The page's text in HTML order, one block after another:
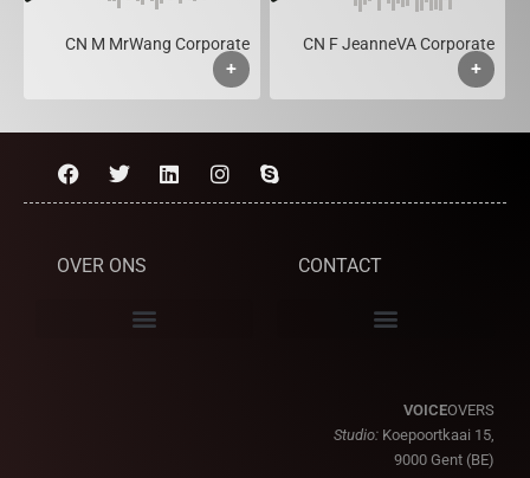
CN M MrWang Corporate
+
CN F JeanneVA Corporate
+
OVER ONS CONTACT
VOICEOVERS
Studio: Koepoortkaai 15,
9000 Gent (BE)